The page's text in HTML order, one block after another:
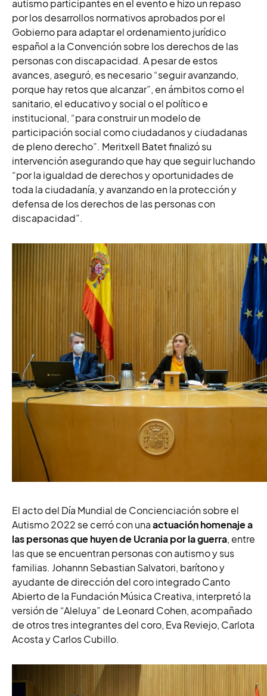
autismo participantes en el evento e hizo un repaso
por los desarrollos normativos aprobados por el
Gobierno para adaptar el ordenamiento jurídico
español a la Convención sobre los derechos de las
personas con discapacidad. A pesar de estos
avances, aseguró, es necesario “seguir avanzando,
porque hay retos que alcanzar”, en ámbitos como el
sanitario, el educativo y social o el político e
institucional, “para construir un modelo de
participación social como ciudadanos y ciudadanas
de pleno derecho”. Meritxell Batet finalizó su
intervención asegurando que hay que seguir luchando
“por la igualdad de derechos y oportunidades de
toda la ciudadanía, y avanzando en la protección y
defensa de los derechos de las personas con
discapacidad”.
El acto del Día Mundial de Concienciación sobre el
Autismo 2022 se cerró con unaactuación homenaje a
las personas que huyen de Ucrania por la guerra, entre
las que se encuentran personas con autismo y sus
familias. Johannn Sebastian Salvatori, barítono y
ayudante de dirección del coro integrado Canto
Abierto de la Fundación Música Creativa, interpretó la
versión de “Aleluya” de Leonard Cohen, acompañado
de otros tres integrantes del coro, Eva Reviejo, Carlota
Acosta y Carlos Cubillo.